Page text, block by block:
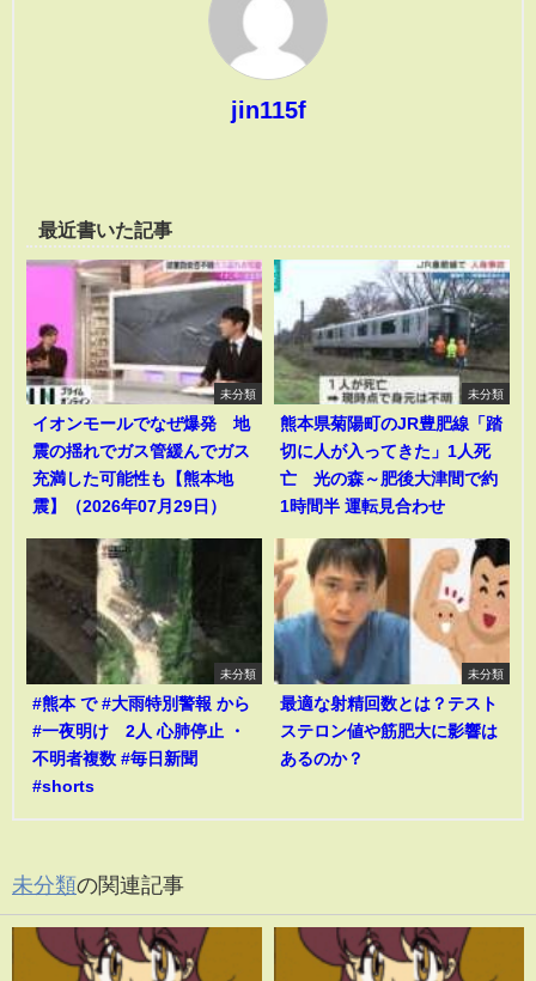
jin115f
最近書いた記事
未分類
イオンモールでなぜ爆発 地
震の揺れでガス管緩んでガス
充満した可能性も【熊本地
震】（2026年07月29日）
未分類
熊本県菊陽町のJR豊肥線「踏
切に人が入ってきた」1人死
亡 光の森～肥後大津間で約
1時間半 運転見合わせ
未分類
#熊本 で #大雨特別警報 から
#一夜明け 2人 心肺停止 ・
不明者複数 #毎日新聞
#shorts
未分類
最適な射精回数とは？テスト
ステロン値や筋肥大に影響は
あるのか？
未分類の関連記事